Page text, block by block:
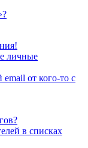
личные
от кого-то с
в списках